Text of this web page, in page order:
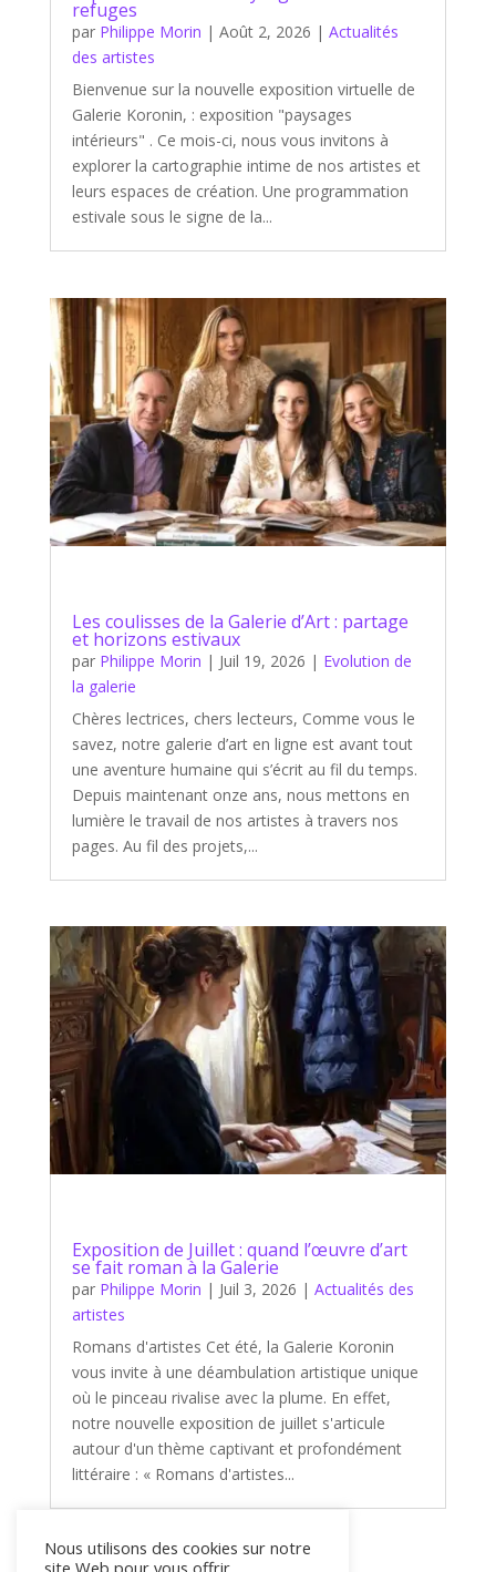
refuges
par Philippe Morin | Août 2, 2026 | Actualités
des artistes
Bienvenue sur la nouvelle exposition virtuelle de
Galerie Koronin, : exposition "paysages
intérieurs" . Ce mois-ci, nous vous invitons à
explorer la cartographie intime de nos artistes et
leurs espaces de création. Une programmation
estivale sous le signe de la...
Les coulisses de la Galerie d’Art : partage
et horizons estivaux
par Philippe Morin | Juil 19, 2026 | Evolution de
la galerie
Chères lectrices, chers lecteurs, Comme vous le
savez, notre galerie d’art en ligne est avant tout
une aventure humaine qui s’écrit au fil du temps.
Depuis maintenant onze ans, nous mettons en
lumière le travail de nos artistes à travers nos
pages. Au fil des projets,...
Exposition de Juillet : quand l’œuvre d’art
se fait roman à la Galerie
par Philippe Morin | Juil 3, 2026 | Actualités des
artistes
Romans d'artistes Cet été, la Galerie Koronin
vous invite à une déambulation artistique unique
où le pinceau rivalise avec la plume. En effet,
notre nouvelle exposition de juillet s'articule
autour d'un thème captivant et profondément
littéraire : « Romans d'artistes...
« Entrées précédentes
Nous utilisons des cookies sur notre
site Web pour vous offrir